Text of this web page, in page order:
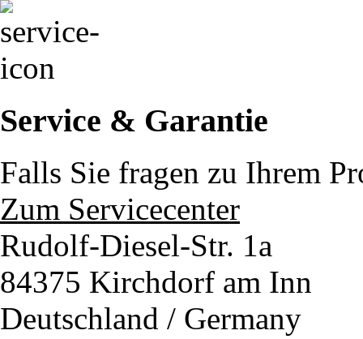
Service & Garantie
Falls Sie fragen zu Ihrem
Zum Servicecenter
Rudolf-Diesel-Str. 1a
84375 Kirchdorf am Inn
Deutschland / Germany